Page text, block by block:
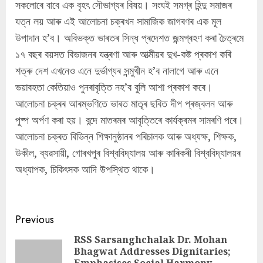
সকলোৰে বাবে এক বৃহৎ সৌভাগ্যৰ বিষয়। সংঘই সমগ্ৰ হিন্দু সমাজৰ
যত্ন লয় আৰু এই আলোচনা চক্ৰখন সামাজিক জাগৰণৰ এক মূল
উপাদান হ’ব। অবিভক্ত ভাৰতৰ সিন্ধ প্ৰদেশত জন্মগ্ৰহণ কৰা চৈত্ৰমে
১৭ বছৰ বয়সত বিভাজনৰ যন্ত্ৰণা আৰু আত্মীয়ৰ দুখ-কষ্ট প্ৰকাশ কৰি
শত্ৰু দেশ এখনেও এনে দুৰ্ভাগ্যৰ সন্মুখীন হ’ব নালাগে আৰু এনে
ভয়াবহতা কেতিয়াও পুনৰাবৃত্তি নহ’ব বুলি আশা প্ৰকাশ কৰে।
আলোচনা চক্ৰৰ আৰম্ভণিতে ভাৰত মাতৃৰ ছবিত দীপ প্ৰজ্বলন আৰু
পুষ্প অৰ্পণ কৰা হয়। বন্দে মাতৰমৰ আবৃত্তিৰে কাৰ্যক্ৰমৰ সামৰণি পৰে।
আলোচনা চক্ৰত বিভিন্ন শিক্ষানুষ্ঠানৰ পৰিচালক আৰু অধ্যক্ষ, শিক্ষক,
উকীল, ব্যৱসায়ী, গোৰখপুৰ বিশ্ববিদ্যালয় আৰু কাৰিকৰী বিশ্ববিদ্যালয়ৰ
অধ্যাপক, চিকিৎসক আদি উপস্থিত থাকে।
Continue
Reading
Previous
RSS Sarsanghchalak Dr. Mohan
Bhagwat Addresses Dignitaries;